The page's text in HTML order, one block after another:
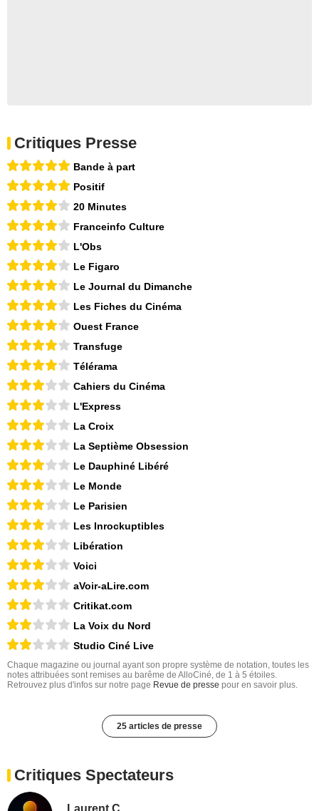
Critiques Presse
Bande à part
Positif
20 Minutes
Franceinfo Culture
L'Obs
Le Figaro
Le Journal du Dimanche
Les Fiches du Cinéma
Ouest France
Transfuge
Télérama
Cahiers du Cinéma
L'Express
La Croix
La Septième Obsession
Le Dauphiné Libéré
Le Monde
Le Parisien
Les Inrockuptibles
Libération
Voici
aVoir-aLire.com
Critikat.com
La Voix du Nord
Studio Ciné Live
Chaque magazine ou journal ayant son propre système de notation, toutes les
notes attribuées sont remises au barême de AlloCiné, de 1 à 5 étoiles.
Retrouvez plus d'infos sur notre page Revue de presse pour en savoir plus.
25 articles de presse
Critiques Spectateurs
Laurent C.